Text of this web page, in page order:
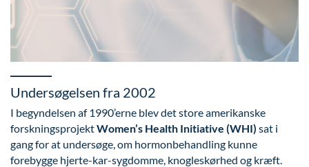
Undersøgelsen fra 2002
I begyndelsen af 1990’erne blev det store amerikanske
forskningsprojektWomen’s Health Initiative (WHI) sat i
gang for at undersøge, om hormonbehandling kunne
forebygge hjerte-kar-sygdomme, knogleskørhed og kræft.